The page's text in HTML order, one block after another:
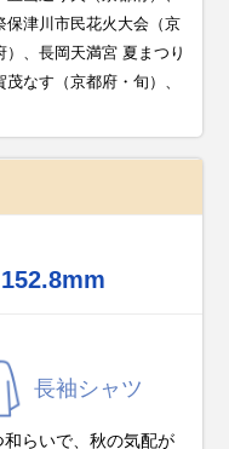
保津川市民花火大会（京
、長岡天満宮 夏まつり
なす（京都府・旬）、
152.8mm
長袖シャツ
らいで、秋の気配が